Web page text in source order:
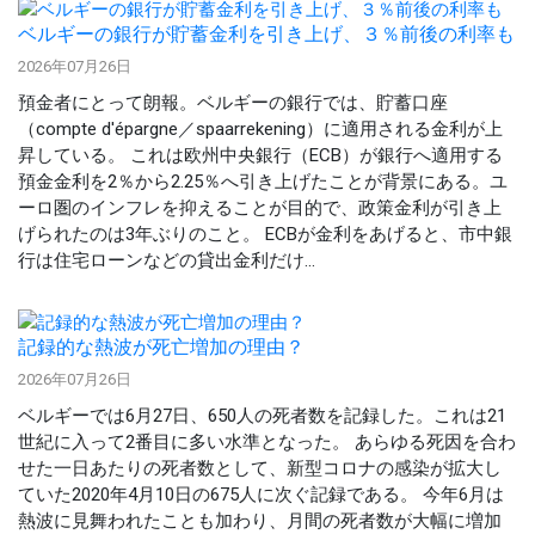
ベルギーの銀行が貯蓄金利を引き上げ、３％前後の利率も
2026年07月26日
預金者にとって朗報。ベルギーの銀行では、貯蓄口座
（compte d'épargne／spaarrekening）に適用される金利が上
昇している。 これは欧州中央銀行（ECB）が銀行へ適用する
預金金利を2％から2.25％へ引き上げたことが背景にある。ユ
ーロ圏のインフレを抑えることが目的で、政策金利が引き上
げられたのは3年ぶりのこと。 ECBが金利をあげると、市中銀
行は住宅ローンなどの貸出金利だけ...
記録的な熱波が死亡増加の理由？
2026年07月26日
ベルギーでは6月27日、650人の死者数を記録した。これは21
世紀に入って2番目に多い水準となった。 あらゆる死因を合わ
せた一日あたりの死者数として、新型コロナの感染が拡大し
ていた2020年4月10日の675人に次ぐ記録である。 今年6月は
熱波に見舞われたことも加わり、月間の死者数が大幅に増加